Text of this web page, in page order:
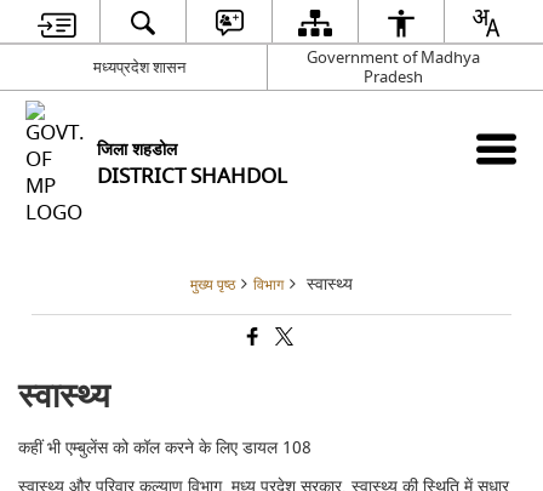
मध्यप्रदेश शासन
Government of Madhya
Pradesh
जिला शहडोल
DISTRICT SHAHDOL
मुख्य पृष्ठ विभाग स्वास्थ्य
स्वास्थ्य
कहीं भी एम्बुलेंस को कॉल करने के लिए डायल 108